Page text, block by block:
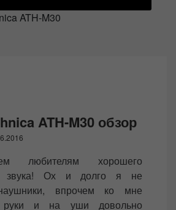
ATH-M30
ATH-M30 обзор
любителям хорошего
звука! Ох и долго я не
впрочем ко мне
руки и на уши довольно